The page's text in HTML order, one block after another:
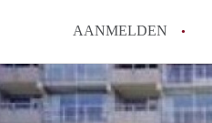
AANMELDEN